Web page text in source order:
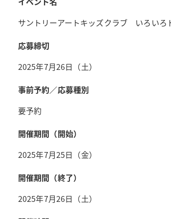
サントリーアートキッズクラブ いろい
応募締切
2025年7月26日（土）
事前予約／応募種別
要予約
開催期間（開始）
2025年7月25日（金）
開催期間（終了）
2025年7月26日（土）